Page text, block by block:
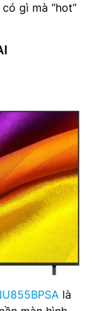
gì mà “hot”
là